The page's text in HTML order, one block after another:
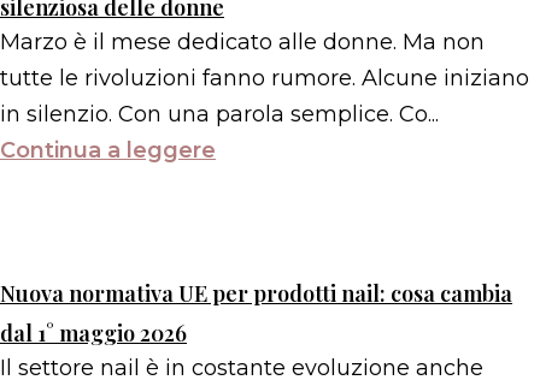
silenziosa delle donne
Marzo è il mese dedicato alle donne. Ma non
tutte le rivoluzioni fanno rumore. Alcune iniziano
in silenzio. Con una parola semplice. Co...
Continua a leggere
Nuova normativa UE per prodotti nail: cosa cambia
dal 1° maggio 2026
Il settore nail è in costante evoluzione anche